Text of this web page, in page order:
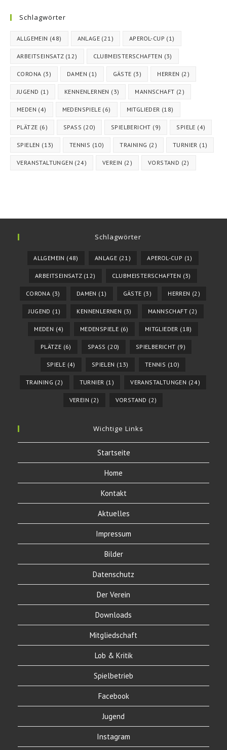
Schlagwörter
ALLGEMEIN (48) ANLAGE (21) APEROL-CUP (1)
ARBEITSEINSATZ(12) CLUBMEISTERSCHAFTEN (3)
CORONA (3) DAMEN (1) GÄSTE (3) HERREN (2)
JUGEND (1) KENNENLERNEN (3) MANNSCHAFT (2)
MEDEN (4) MEDENSPIELE (6) MITGLIEDER (18)
PLÄTZE (6) SPASS (20) SPIELBERICHT (9) SPIELE (4)
SPIELEN (13) TENNIS (10) TRAINING (2) TURNIER (1)
VERANSTALTUNGEN (24) VEREIN (2) VORSTAND (2)
Schlagwörter
ALLGEMEIN (48) ANLAGE (21) APEROL-CUP (1)
ARBEITSEINSATZ(12) CLUBMEISTERSCHAFTEN (3)
CORONA (3) DAMEN (1) GÄSTE (3) HERREN (2)
JUGEND (1) KENNENLERNEN (3) MANNSCHAFT(2)
MEDEN (4) MEDENSPIELE (6) MITGLIEDER (18)
PLÄTZE (6) SPASS (20) SPIELBERICHT (9)
SPIELE (4) SPIELEN (13) TENNIS (10)
TRAINING (2) TURNIER (1) VERANSTALTUNGEN (24)
VEREIN (2) VORSTAND (2)
Wichtige Links
Startseite
Home
Kontakt
Aktuelles
Impressum
Bilder
Datenschutz
Der Verein
Downloads
Mitgliedschaft
Lob & Kritik
Spielbetrieb
Facebook
Jugend
Instagram